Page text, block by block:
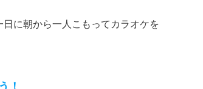
に朝から一人こもってカラオケを
！